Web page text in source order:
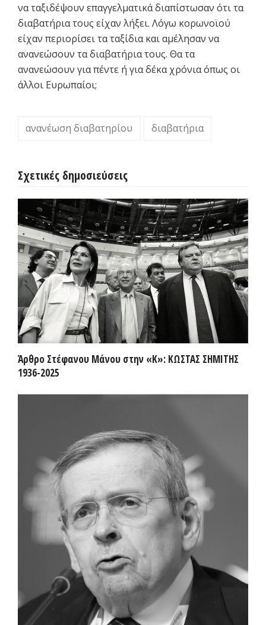
να ταξιδέψουν επαγγελματικά διαπίστωσαν ότι τα
διαβατήρια τους είχαν λήξει. Λόγω κορωνοϊού
είχαν περιορίσει τα ταξίδια και αμέλησαν να
ανανεώσουν τα διαβατήρια τους. Θα τα
ανανεώσουν για πέντε ή για δέκα χρόνια όπως οι
άλλοι Ευρωπαίοι;
ανανέωση διαβατηρίου διαβατήρια
Σχετικές δημοσιεύσεις
Άρθρο Στέφανου Μάνου στην «Κ»: ΚΩΣΤΑΣ ΣΗΜΙΤΗΣ
1936-2025